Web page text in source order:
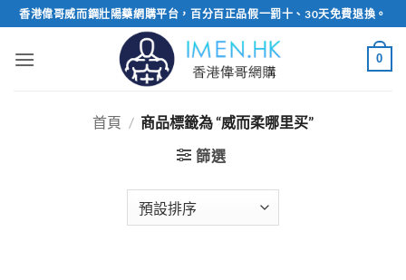
Skip
to
content
香港偉哥威而鋼壯陽藥網購平台，百分百正品假一罰十、30天免費退換。
0
首頁 / 商品標籤為 “威而柔哪里买”
篩選